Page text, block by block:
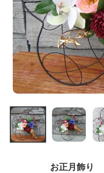
お正月飾